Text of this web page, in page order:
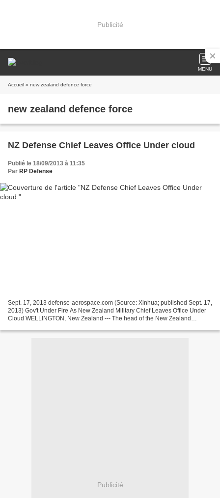
Publicité
MENU
Accueil » new zealand defence force
new zealand defence force
NZ Defense Chief Leaves Office Under cloud
Publié le 18/09/2013 à 11:35
Par RP Defense
Sept. 17, 2013 defense-aerospace.com (Source: Xinhua; published Sept. 17,
2013) Gov't Under Fire As New Zealand Military Chief Leaves Office Under
Cloud WELLINGTON, New Zealand --- The head of the New Zealand
Publicité